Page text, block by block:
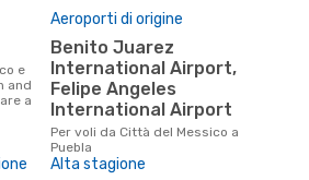
and
a
Aeroporti di origine
Benito Juarez
International Airport,
Felipe Angeles
International Airport
Per voli da Città del Messico a
Puebla
Alta stagione